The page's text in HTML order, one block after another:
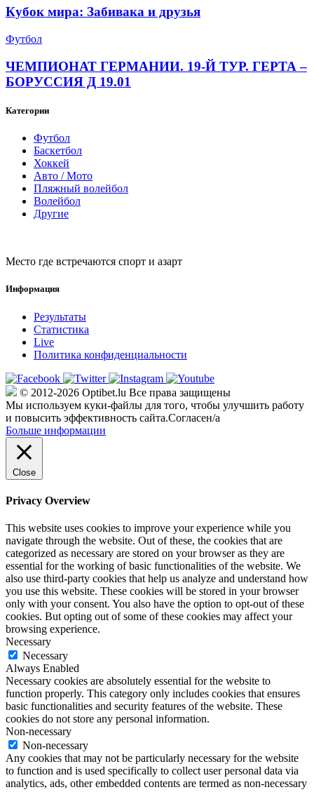
Кубок мира: Забивака и друзья
Футбол
ЧЕМПИОНАТ ГЕРМАНИИ. 19-Й ТУР. ГЕРТА –
БОРУССИЯ Д 19.01
Категории
Футбол
Баскетбол
Хоккей
Авто / Мото
Пляжный волейбол
Волейбол
Другие
Место где встречаются спорт и азарт
Информация
Результаты
Статистика
Live
Политика конфиденциальности
© 2012-2026 Optibet.lu Все права защищены
Мы используем куки-файлы для того, чтобы улучшить работу
и повысить эффективность сайта.Согласен/а
Больше информации
Close
Privacy Overview
This website uses cookies to improve your experience while you
navigate through the website. Out of these, the cookies that are
categorized as necessary are stored on your browser as they are
essential for the working of basic functionalities of the website. We
also use third-party cookies that help us analyze and understand how
you use this website. These cookies will be stored in your browser
only with your consent. You also have the option to opt-out of these
cookies. But opting out of some of these cookies may affect your
browsing experience.
Necessary
Necessary
Always Enabled
Necessary cookies are absolutely essential for the website to
function properly. This category only includes cookies that ensures
basic functionalities and security features of the website. These
cookies do not store any personal information.
Non-necessary
Non-necessary
Any cookies that may not be particularly necessary for the website
to function and is used specifically to collect user personal data via
analytics, ads, other embedded contents are termed as non-necessary